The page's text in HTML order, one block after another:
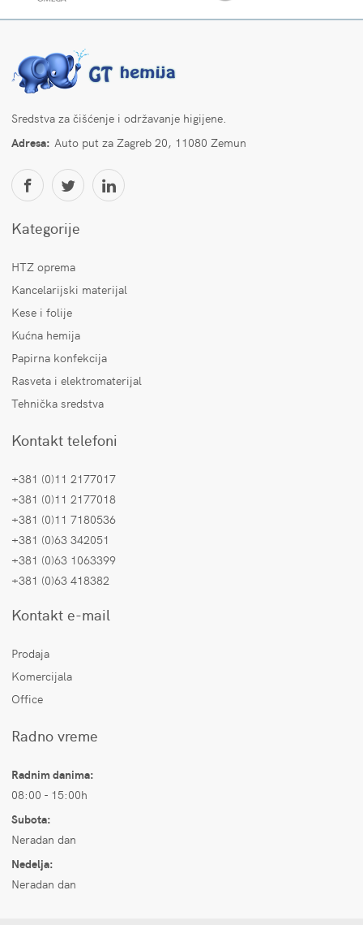
Sredstva za čišćenje i održavanje higijene.
Adresa: Auto put za Zagreb 20, 11080 Zemun
Kategorije
HTZ oprema
Kancelarijski materijal
Kese i folije
Kućna hemija
Papirna konfekcija
Rasveta i elektromaterijal
Tehnička sredstva
Kontakt telefoni
+381 (0)11 2177017
+381 (0)11 2177018
+381 (0)11 7180536
+381 (0)63 342051
+381 (0)63 1063399
+381 (0)63 418382
Kontakt e-mail
Prodaja
Komercijala
Office
Radno vreme
Radnim danima:
08:00 - 15:00h
Subota:
Neradan dan
Nedelja:
Neradan dan